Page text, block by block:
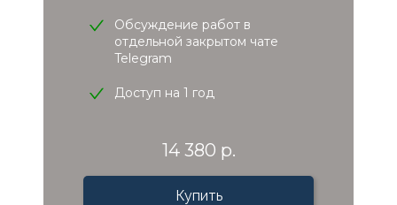
Обсуждение работ в
отдельной закрытом чате
Telegram
Доступ на 1 год
14 380 р.
Купить